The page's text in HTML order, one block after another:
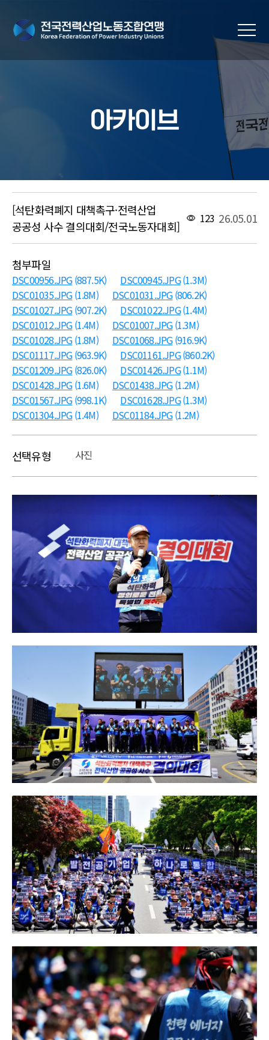
아카이브
[석탄화력폐지 대책촉구·전력산업
공공성 사수 결의대회/전국노동자대회]
123 26.05.01
첨부파일
DSC00956.JPG(887.5K) DSC00945.JPG(1.3M)
DSC01035.JPG(1.8M) DSC01031.JPG(806.2K)
DSC01027.JPG(907.2K) DSC01022.JPG(1.4M)
DSC01012.JPG(1.4M) DSC01007.JPG(1.3M)
DSC01028.JPG(1.8M) DSC01068.JPG(916.9K)
DSC01117.JPG(963.9K) DSC01161.JPG(860.2K)
DSC01209.JPG(826.0K) DSC01426.JPG(1.1M)
DSC01428.JPG(1.6M) DSC01438.JPG(1.2M)
DSC01567.JPG(998.1K) DSC01628.JPG(1.3M)
DSC01304.JPG(1.4M) DSC01184.JPG(1.2M)
선택유형 사진
본문